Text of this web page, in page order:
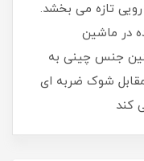
تازه می بخشد.
در ماشین
جنس چینی به
شوک ضربه ای
کند